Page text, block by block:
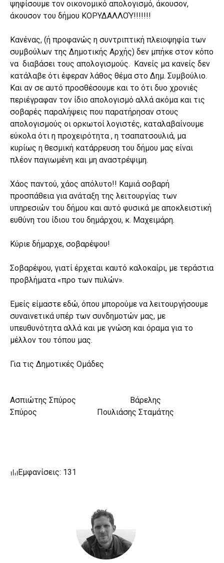
ψηφίσουμε τον οικονομικό απολογισμό, άκουσον,
άκουσον του δήμου ΚΟΡΥΔΑΛΛΟΎ!!!!!!!
Κανένας, (ή προφανώς η συντριπτική πλειοψηφία των
συμβούλων της Δημοτικής Αρχής) δεν μπήκε στον κόπο
να διαβάσει τους απολογισμούς. Κανείς μα κανείς δεν
κατάλαβε ότι έφεραν λάθος θέμα στο Δημ. Συμβούλιο.
Και αν σε αυτό προσθέσουμε και το ότι δυο χρονιές
περιέγραφαν τον ίδιο απολογισμό αλλά ακόμα και τις
σοβαρές παραλήψεις που παρατήρησαν στους
απολογισμούς οι ορκωτοί λογιστές, καταλαβαίνουμε
εύκολα ότι η προχειρότητα , η τσαπατσουλιά, μα
κυρίως η θεσμική κατάρρευση του δήμου μας είναι
πλέον παγιωμένη και μη αναστρέψιμη.
Χάος παντού, χάος απόλυτο!! Καμιά σοβαρή
προσπάθεια για ανάταξη της λειτουργίας των
υπηρεσιών του δήμου και αυτό φυσικά με αποκλειστική
ευθύνη του ίδιου του δημάρχου, κ. Μαχειμάρη.
Κύριε δήμαρχε, σοβαρέψου!
Σοβαρέψου, γιατί έρχεται καυτό καλοκαίρι, με τεράστια
προβλήματα «προ των πυλών».
Εμείς είμαστε εδώ, όπου μπορούμε να λειτουργήσουμε
συναινετικά υπέρ των συνδημοτών μας, με
υπευθυνότητα αλλά και με γνώση και όραμα για το
μέλλον του τόπου μας.
Για τις Δημοτικές Ομάδες
Ασπιώτης Σπύρος Βάρελης
Σπύρος Πουλιάσης Σταμάτης
Εμφανίσεις: 131